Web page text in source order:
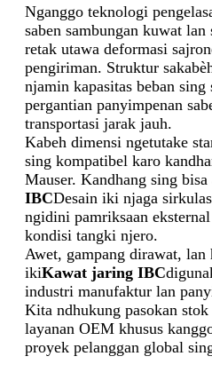
Nganggo teknologi
saben sambungan kuwat
retak utawa deformasi
pengiriman. Struktur
njamin kapasitas beban
pergantian panyimpenan
transportasi jarak jauh.
Kabeh dimensi ngetutake
sing kompatibel karo
Mauser. Kandhang sing bisa
IBCDesain iki njaga
ngidini pamriksaan
kondisi tangki njero.
Awet, gampang dirawat, lan
ikiKawat jaring IBC
industri manufaktur lan
Kita ndhukung pasokan
layanan OEM khusus
proyek pelanggan global